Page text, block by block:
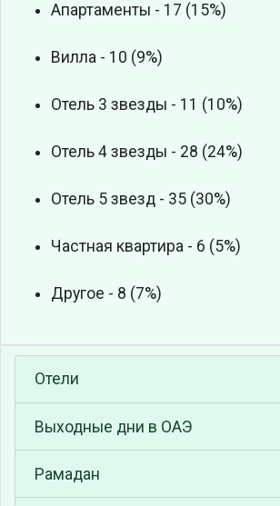
Апартаменты - 17 (15%)
Вилла - 10 (9%)
Отель 3 звезды - 11 (10%)
Отель 4 звезды - 28 (24%)
Отель 5 звезд - 35 (30%)
Частная квартира - 6 (5%)
Другое - 8 (7%)
Отели
Выходные дни в ОАЭ
Рамадан